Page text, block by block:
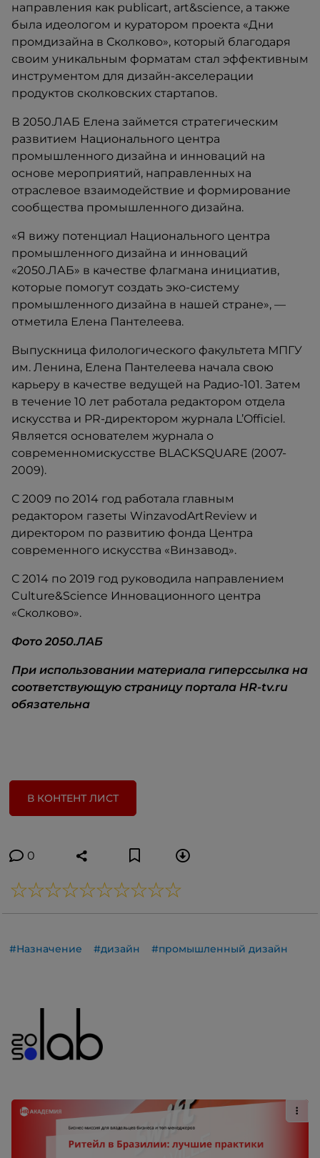
направления как publicart, art&science, а также
была идеологом и куратором проекта «Дни
промдизайна в Сколково», который благодаря
своим уникальным форматам стал эффективным
инструментом для дизайн-акселерации
продуктов сколковских стартапов.
В 2050.ЛАБ Елена займется стратегическим
развитием Национального центра
промышленного дизайна и инноваций на
основе мероприятий, направленных на
отраслевое взаимодействие и формирование
сообщества промышленного дизайна.
«Я вижу потенциал Национального центра
промышленного дизайна и инноваций
«2050.ЛАБ» в качестве флагмана инициатив,
которые помогут создать эко-систему
промышленного дизайна в нашей стране», —
отметила Елена Пантелеева.
Выпускница филологического факультета МПГУ
им. Ленина, Елена Пантелеева начала свою
карьеру в качестве ведущей на Радио-101. Затем
в течение 10 лет работала редактором отдела
искусства и PR-директором журнала L’Officiel.
Является основателем журнала о
современномискусстве BLACKSQUARE (2007-
2009).
С 2009 по 2014 год работала главным
редактором газеты WinzavodArtReview и
директором по развитию фонда Центра
современного искусства «Винзавод».
С 2014 по 2019 год руководила направлением
Culture&Science Инновационного центра
«Сколково».
Фото2050.ЛАБ
При использовании материала гиперссылка на
соответствующую страницу портала HR-tv.ru
обязательна
В КОНТЕНТ ЛИСТ
0
#Назначение #дизайн #промышленный дизайн